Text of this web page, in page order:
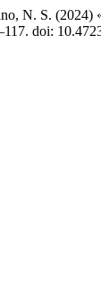
S. (2024)
doi: